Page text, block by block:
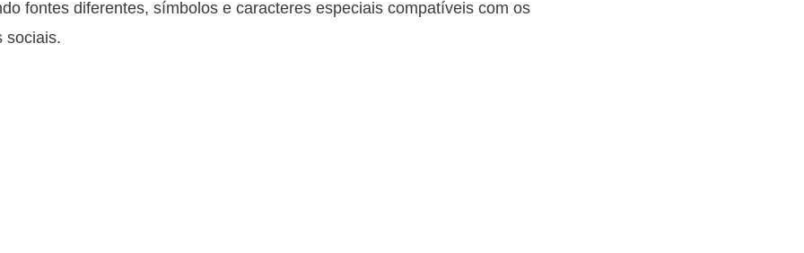
fontes diferentes, símbolos e caracteres especiais compatíveis com os
sociais.